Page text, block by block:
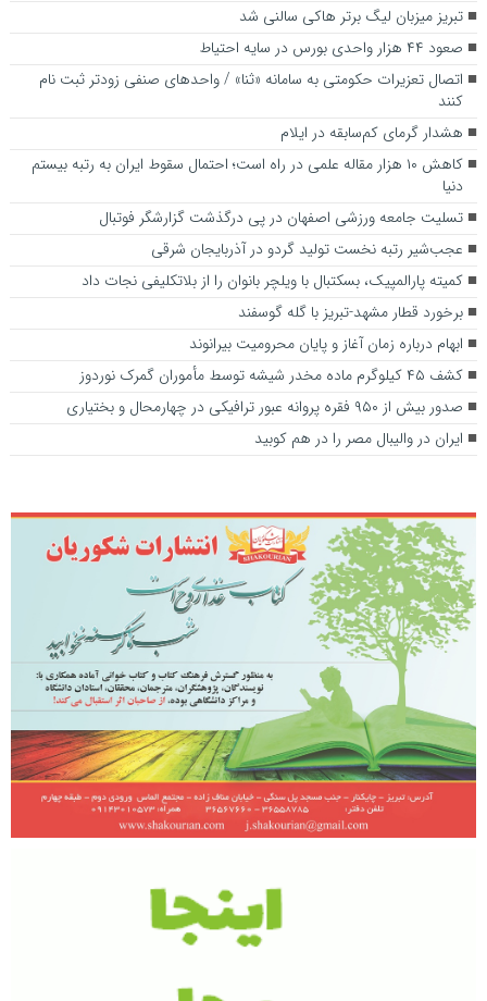
تبریز میزبان لیگ برتر هاکی سالنی شد
صعود ۴۴ هزار واحدی بورس در سایه احتیاط
اتصال تعزیرات حکومتی به سامانه «ثنا» / واحدهای صنفی زودتر ثبت نام
کنند
هشدار گرمای کم‌سابقه در ایلام
کاهش ۱۰ هزار مقاله علمی در راه است؛ احتمال سقوط ایران به رتبه بیستم
دنیا
تسلیت جامعه ورزشی اصفهان در پی درگذشت گزارشگر فوتبال
عجب‌شیر رتبه نخست تولید گردو در آذربایجان شرقی
کمیته پارالمپیک، بسکتبال با ویلچر بانوان را از بلاتکلیفی نجات داد
برخورد قطار مشهد-تبریز با گله گوسفند
ابهام درباره زمان آغاز و پایان محرومیت بیرانوند
کشف ۴۵ کیلوگرم ماده مخدر شیشه توسط مأموران گمرک نوردوز
صدور بیش از ۹۵۰ فقره پروانه عبور ترافیکی در چهارمحال و بختیاری
ایران در والیبال مصر را در هم کوبید